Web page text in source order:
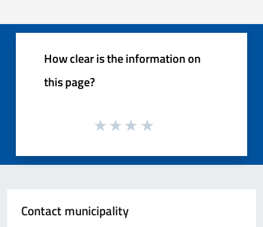
How clear is the information on
this page?
Contact municipality